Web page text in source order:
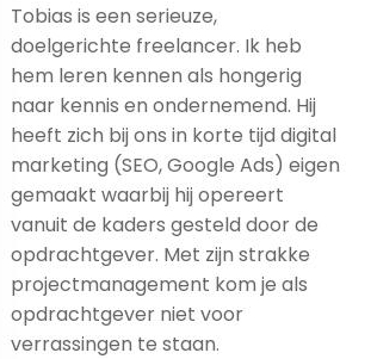
Tobias is een serieuze,
doelgerichte freelancer. Ik heb
hem leren kennen als hongerig
naar kennis en ondernemend. Hij
heeft zich bij ons in korte tijd digital
marketing (SEO, Google Ads) eigen
gemaakt waarbij hij opereert
vanuit de kaders gesteld door de
opdrachtgever. Met zijn strakke
projectmanagement kom je als
opdrachtgever niet voor
verrassingen te staan.